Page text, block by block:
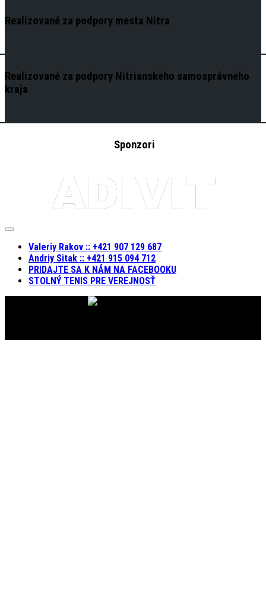
Realizované za podpory mesta Nitra
Realizované za podpory Nitrianskeho samosprávneho
kraja
Sponzori
Expand
Valeriy Rakov :: +421 907 129 687
Andriy Sitak :: +421 915 094 712
PRIDAJTE SA K NÁM NA FACEBOOKU
STOLNÝ TENIS PRE VEREJNOSŤ